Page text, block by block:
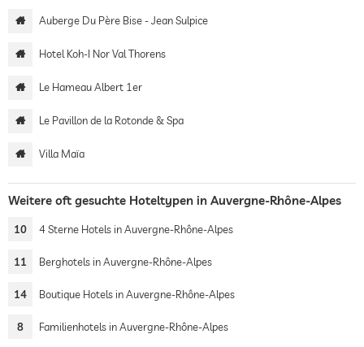
Auberge Du Père Bise - Jean Sulpice
Hotel Koh-I Nor Val Thorens
Le Hameau Albert 1er
Le Pavillon de la Rotonde & Spa
Villa Maïa
Weitere oft gesuchte Hoteltypen in Auvergne-Rhône-Alpes
10 4 Sterne Hotels in Auvergne-Rhône-Alpes
11 Berghotels in Auvergne-Rhône-Alpes
14 Boutique Hotels in Auvergne-Rhône-Alpes
8 Familienhotels in Auvergne-Rhône-Alpes